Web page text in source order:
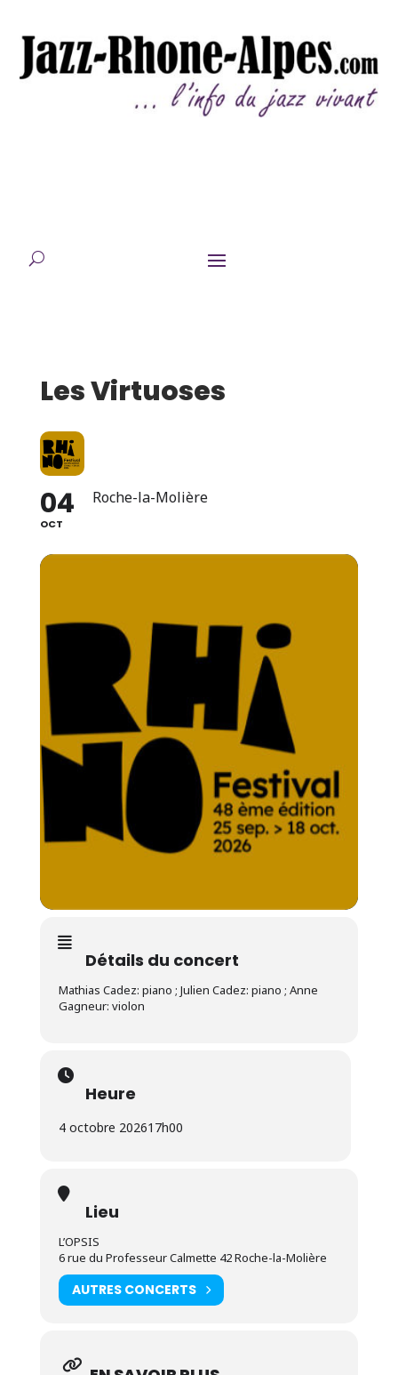
Les Virtuoses
04
OCT
Roche-la-Molière
Détails du concert
Mathias Cadez: piano ; Julien Cadez: piano ; Anne
Gagneur: violon
Heure
4 octobre 202617h00
Lieu
L’OPSIS
6 rue du Professeur Calmette 42 Roche-la-Molière
AUTRES CONCERTS